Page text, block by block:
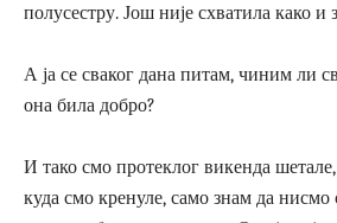
полусестру. Још није схватила како и
А ја се сваког дана питам, чиним ли
она била добро?
И тако смо протеклог викенда
куда смо кренуле, само знам да нисмо